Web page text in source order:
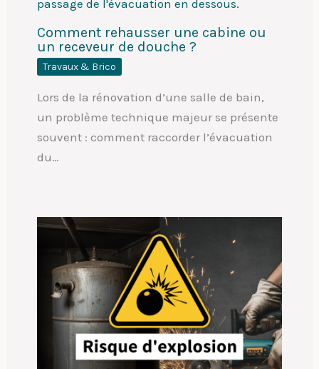
Comment rehausser une cabine ou
un receveur de douche ?
Travaux & Brico
Lors de la rénovation d’une salle de bain,
un problème technique majeur se présente
souvent : comment raccorder l’évacuation
du…